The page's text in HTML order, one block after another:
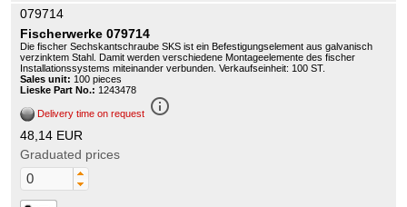
079714
Fischerwerke 079714
Die fischer Sechskantschraube SKS ist ein Befestigungselement aus galvanisch
verzinktem Stahl. Damit werden verschiedene Montageelemente des fischer
Installationssystems miteinander verbunden. Verkaufseinheit: 100 ST.
Sales unit: 100 pieces
Lieske Part No.: 1243478
Delivery time on request info_outline
48,14 EUR
Graduated prices